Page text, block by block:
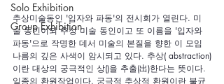
Solo Exhibition
Group Exhibition
추상미술동인 '입자와 파동'의 전시회가 열린다. 미
술 동인이되 추상 미술 동인이고 또 이름을 '입자와
파동'으로 작명한 데서 미술의 본질을 향한 이 모임
나름의 깊은 사색이 암시되고 있다. 추상( abstraction)
이란 대상의 궁극적인 상()을 추출(出)한다는 뜻이다.
일종의 환원작업이다. 궁극적 추상적 환원이란 불균